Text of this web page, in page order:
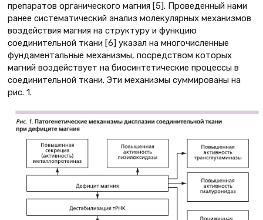
препаратов органического магния [5]. Проведенный нами
ранее систематический анализ молекулярных механизмов
воздействия магния на структуру и функцию
соединительной ткани [6] указал на многочисленные
фундаментальные механизмы, посредством которых
магний воздействует на биосинтетические процессы в
соединительной ткани. Эти механизмы суммированы на
рис. 1.